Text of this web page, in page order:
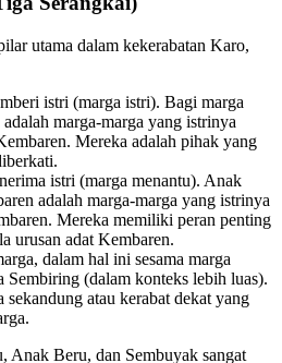
utama dalam kekerabatan Karo,
istri (marga istri). Bagi marga
marga-marga yang istrinya
Mereka adalah pihak yang
istri (marga menantu). Anak
adalah marga-marga yang istrinya
Mereka memiliki peran penting
urusan adat Kembaren.
dalam hal ini sesama marga
Sembiring (dalam konteks lebih luas).
sekandung atau kerabat dekat yang
Anak Beru, dan Sembuyak sangat